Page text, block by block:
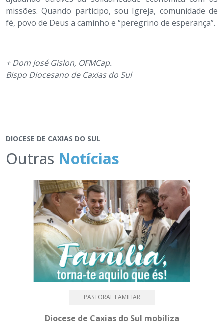
missões. Quando participo, sou Igreja, comunidade de
fé, povo de Deus a caminho e “peregrino de esperança”.
+ Dom José Gislon, OFMCap.
Bispo Diocesano de Caxias do Sul
DIOCESE DE CAXIAS DO SUL
Outras Notícias
PASTORAL FAMILIAR
Diocese de Caxias do Sul mobiliza